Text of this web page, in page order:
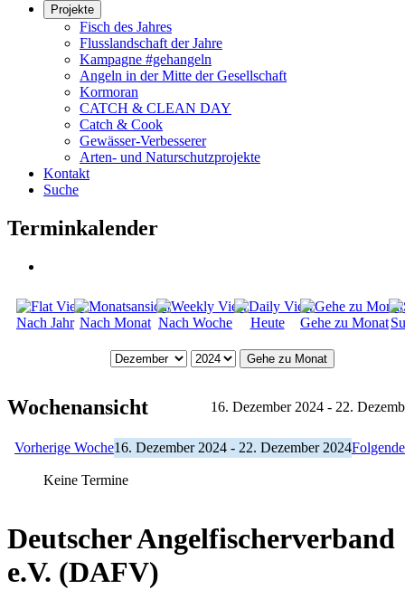
Projekte
Fisch des Jahres
Flusslandschaft der Jahre
Kampagne #gehangeln
Angeln in der Mitte der Gesellschaft
Kormoran
CATCH & CLEAN DAY
Catch & Cook
Gewässer-Verbesserer
Arten- und Naturschutzprojekte
Kontakt
Suche
Terminkalender
Nach Jahr Nach Monat Nach Woche Heute Gehe zu Monat
Gehe zu Monat
Wochenansicht 16. Dezember 2024 - 22.
Vorherige Woche16. Dezember 2024 - 22. Dezember 2024
Keine Termine
Deutscher Angelfischerverband
e.V. (DAFV)